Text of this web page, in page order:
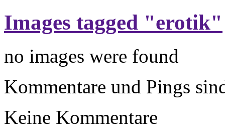
Images tagged "erotik"
no images were found
Kommentare und Pings
Keine Kommentare